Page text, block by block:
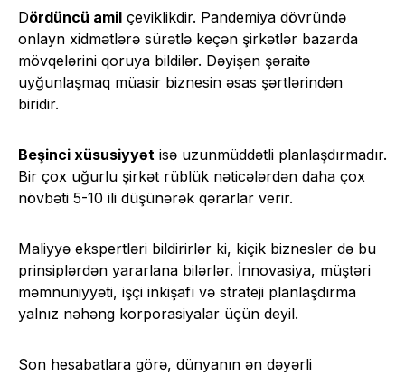
Dördüncü amil çeviklikdir. Pandemiya dövründə
onlayn xidmətlərə sürətlə keçən şirkətlər bazarda
mövqelərini qoruya bildilər. Dəyişən şəraitə
uyğunlaşmaq müasir biznesin əsas şərtlərindən
biridir.
Beşinci xüsusiyyət isə uzunmüddətli planlaşdırmadır.
Bir çox uğurlu şirkət rüblük nəticələrdən daha çox
növbəti 5-10 ili düşünərək qərarlar verir.
Maliyyə ekspertləri bildirirlər ki, kiçik bizneslər də bu
prinsiplərdən yararlana bilərlər. İnnovasiya, müştəri
məmnuniyyəti, işçi inkişafı və strateji planlaşdırma
yalnız nəhəng korporasiyalar üçün deyil.
Son hesabatlara görə, dünyanın ən dəyərli